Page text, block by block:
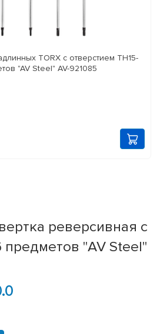
TORX с отверстием TH15-
"AV Steel" AV-921085
реверсивная с
предметов "AV Steel"